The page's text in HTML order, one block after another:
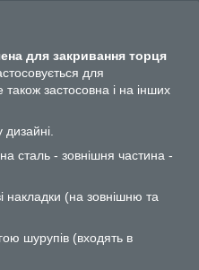
для закривання торця
для
застосовна і на інших
сталь - зовнішня частина -
накладки (на зовнішню та
шурупів (входять в